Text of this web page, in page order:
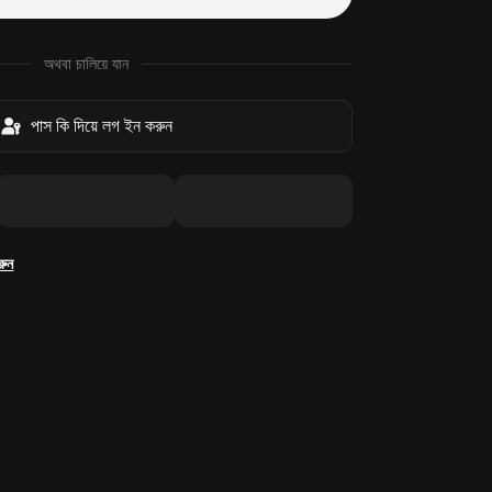
অথবা চালিয়ে যান
পাস কি দিয়ে লগ ইন করুন